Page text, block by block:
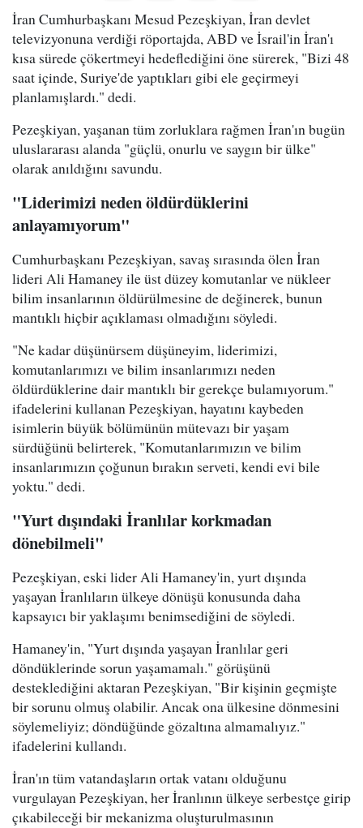
İran Cumhurbaşkanı Mesud Pezeşkiyan, İran devlet
televizyonuna verdiği röportajda, ABD ve İsrail'in İran'ı
kısa sürede çökertmeyi hedeflediğini öne sürerek, "Bizi 48
saat içinde, Suriye'de yaptıkları gibi ele geçirmeyi
planlamışlardı." dedi.
Pezeşkiyan, yaşanan tüm zorluklara rağmen İran'ın bugün
uluslararası alanda "güçlü, onurlu ve saygın bir ülke"
olarak anıldığını savundu.
"Liderimizi neden öldürdüklerini
anlayamıyorum"
Cumhurbaşkanı Pezeşkiyan, savaş sırasında ölen İran
lideri Ali Hamaney ile üst düzey komutanlar ve nükleer
bilim insanlarının öldürülmesine de değinerek, bunun
mantıklı hiçbir açıklaması olmadığını söyledi.
"Ne kadar düşünürsem düşüneyim, liderimizi,
komutanlarımızı ve bilim insanlarımızı neden
öldürdüklerine dair mantıklı bir gerekçe bulamıyorum."
ifadelerini kullanan Pezeşkiyan, hayatını kaybeden
isimlerin büyük bölümünün mütevazı bir yaşam
sürdüğünü belirterek, "Komutanlarımızın ve bilim
insanlarımızın çoğunun bırakın serveti, kendi evi bile
yoktu." dedi.
"Yurt dışındaki İranlılar korkmadan
dönebilmeli"
Pezeşkiyan, eski lider Ali Hamaney'in, yurt dışında
yaşayan İranlıların ülkeye dönüşü konusunda daha
kapsayıcı bir yaklaşımı benimsediğini de söyledi.
Hamaney'in, "Yurt dışında yaşayan İranlılar geri
döndüklerinde sorun yaşamamalı." görüşünü
desteklediğini aktaran Pezeşkiyan, "Bir kişinin geçmişte
bir sorunu olmuş olabilir. Ancak ona ülkesine dönmesini
söylemeliyiz; döndüğünde gözaltına almamalıyız."
ifadelerini kullandı.
İran'ın tüm vatandaşların ortak vatanı olduğunu
vurgulayan Pezeşkiyan, her İranlının ülkeye serbestçe girip
çıkabileceği bir mekanizma oluşturulmasının